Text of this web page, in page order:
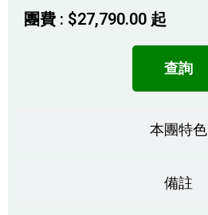
團費 : $27,790.00 起
查詢
本團特色
備註